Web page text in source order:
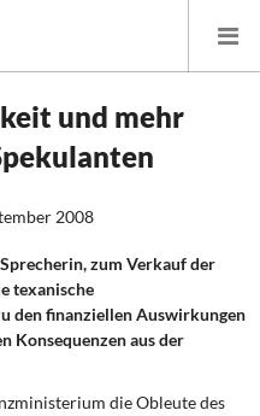
Finanzpolitik
und mehr
2008
zum Verkauf der
texanische
den finanziellen Auswirkungen
Konsequenzen aus der
die Obleute des